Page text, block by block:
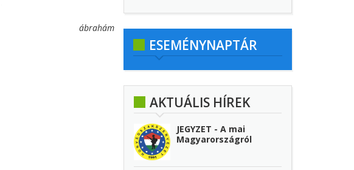
ábrahám
ESEMÉNYNAPTÁR
AKTUÁLIS HÍREK
JEGYZET - A mai
Magyarországról